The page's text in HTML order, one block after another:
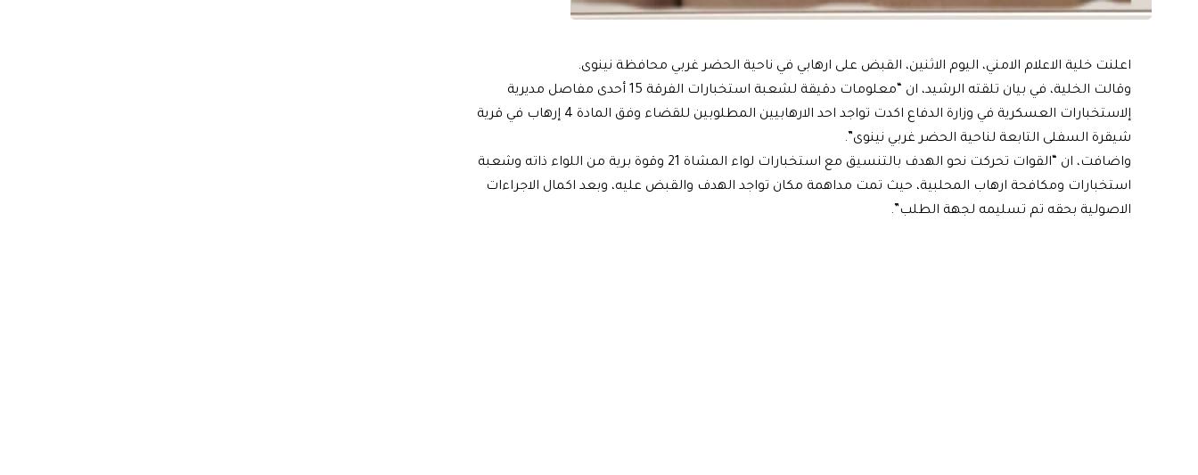
اعلنت خلية الاعلام الامني، اليوم الاثنين، القبض على ارهابي في ناحية الحضر غربي محافظة نينوى.
وقالت الخلية، في بيان تلقته الرشيد، ان “معلومات دقيقة لشعبة استخبارات الفرقة 15 أحدى مفاصل مديرية
إلاستخبارات العسكرية في وزارة الدفاع اكدت تواجد احد الارهابيين المطلوبين للقضاء وفق المادة 4 إرهاب في قرية
شيقرة السفلى التابعة لناحية الحضر غربي نينوى”.
واضافت، ان “القوات تحركت نحو الهدف بالتنسيق مع استخبارات لواء المشاة 21 وقوة برية من اللواء ذاته وشعبة
استخبارات ومكافحة ارهاب المحلبية، حيث تمت مداهمة مكان تواجد الهدف والقبض عليه، وبعد اكمال الاجراءات
الاصولية بحقه تم تسليمه لجهة الطلب”.